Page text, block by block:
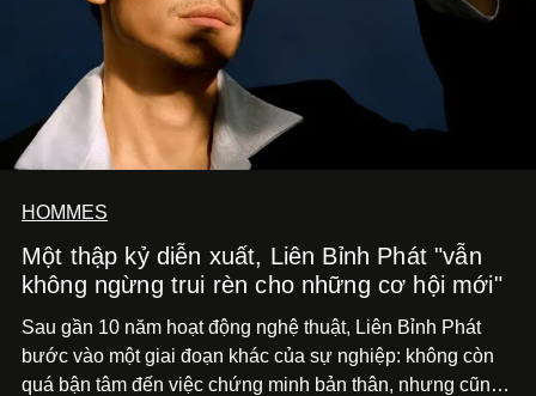
HOMMES
Một thập kỷ diễn xuất, Liên Bỉnh Phát "vẫn
không ngừng trui rèn cho những cơ hội mới"
Sau gần 10 năm hoạt động nghệ thuật, Liên Bỉnh Phát
bước vào một giai đoạn khác của sự nghiệp: không còn
quá bận tâm đến việc chứng minh bản thân, nhưng cũng